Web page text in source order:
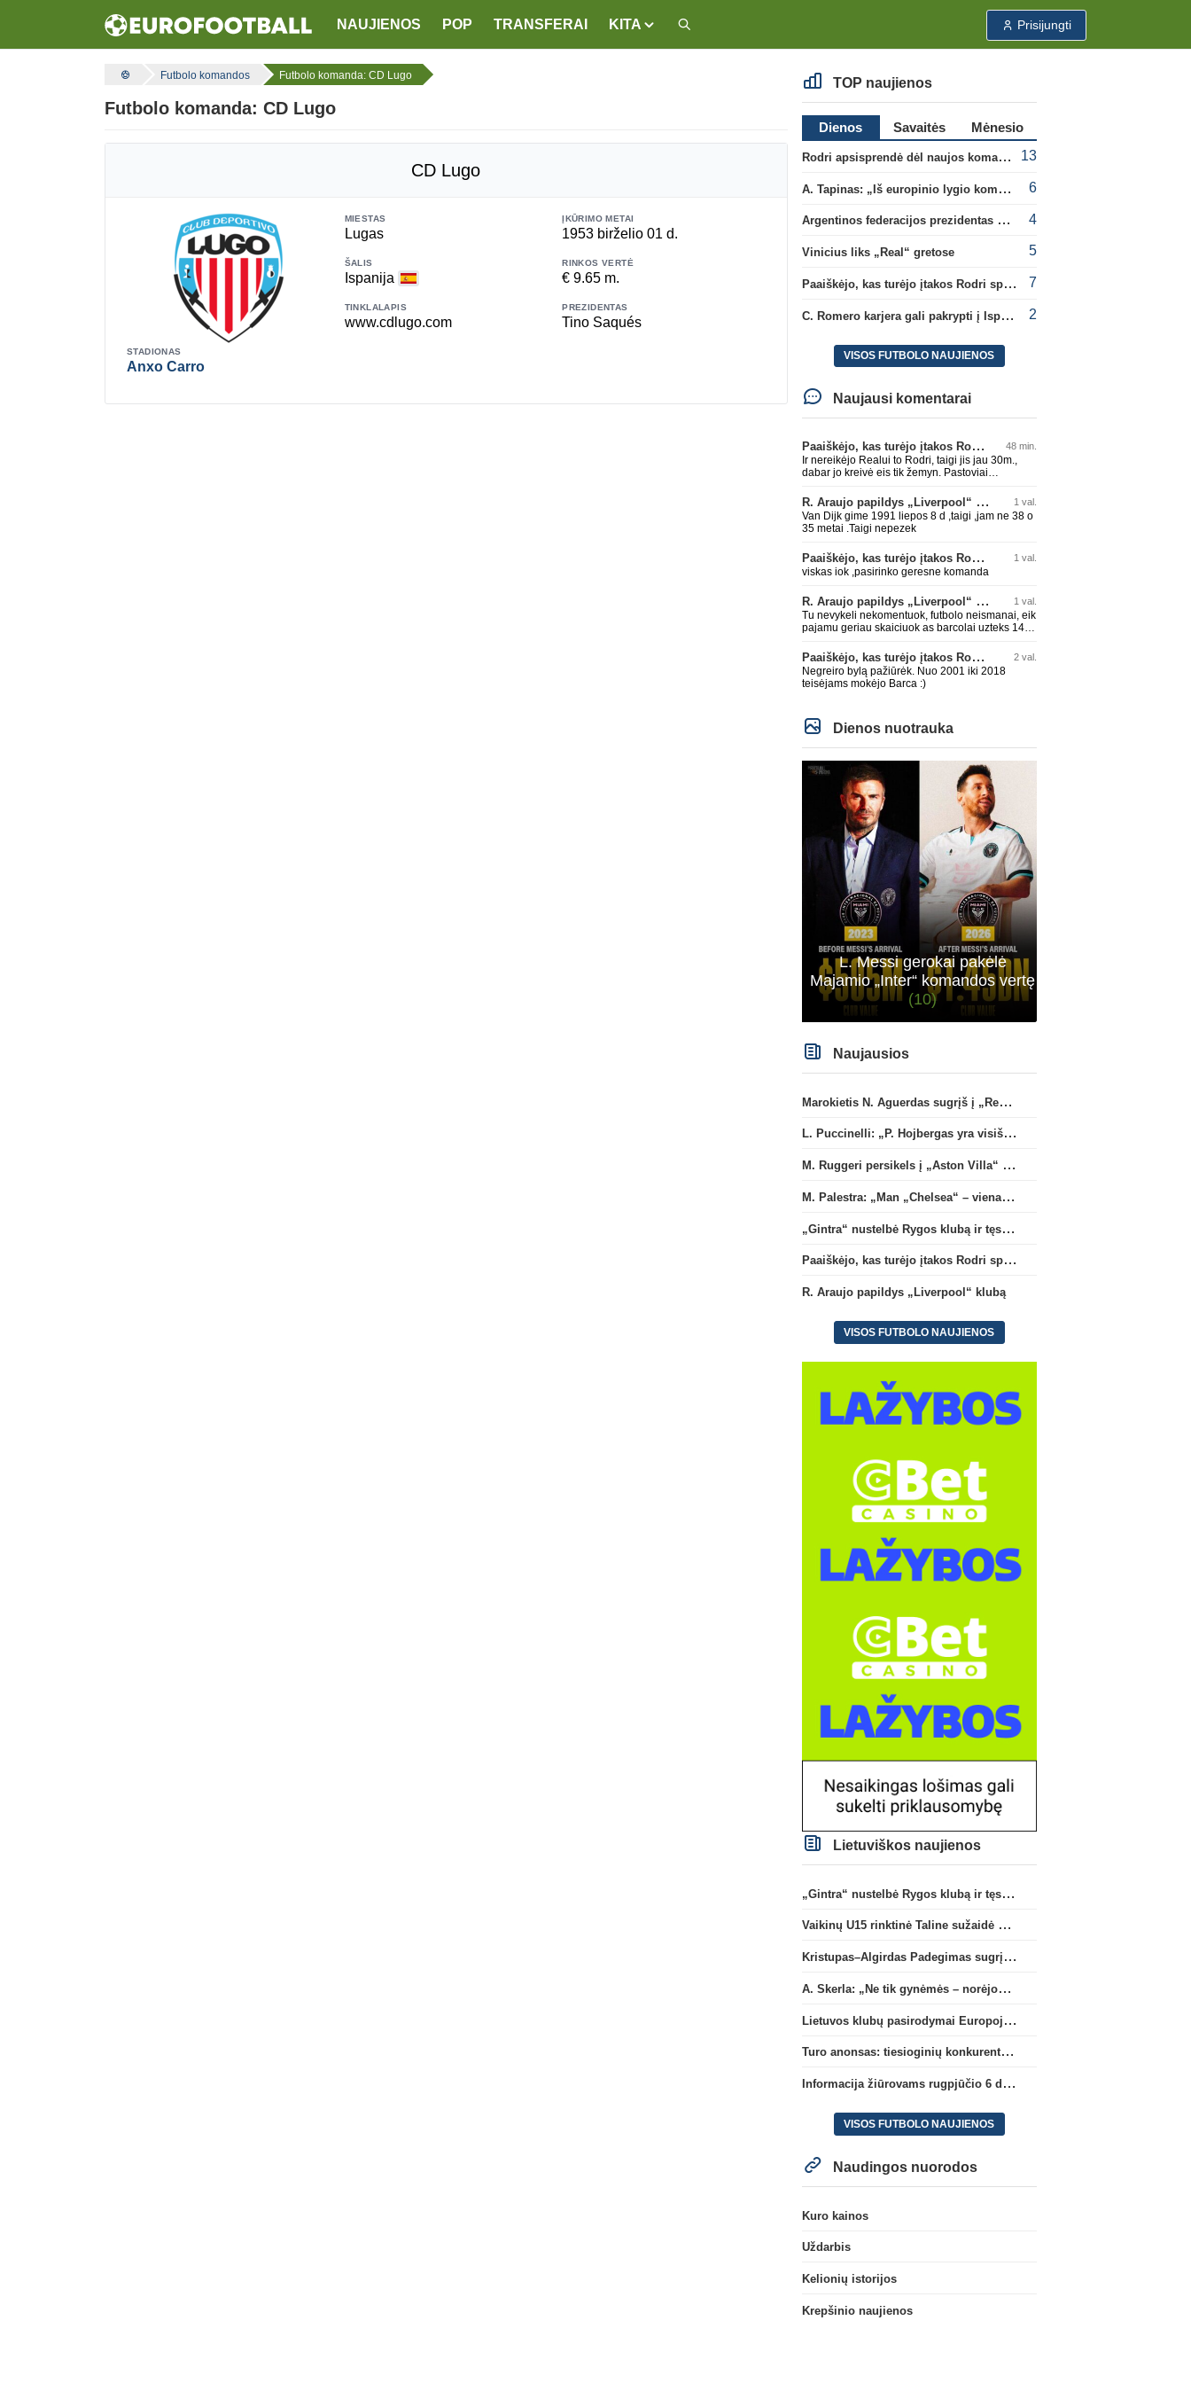
NAUJIENOS POP TRANSFERAI KITA Prisijungti
Futbolo komandos Futbolo komanda: CD Lugo
Futbolo komanda: CD Lugo
CD Lugo
MIESTAS
Lugas
ĮKŪRIMO METAI
1953 birželio 01 d.
ŠALIS
Ispanija
RINKOS VERTĖ
€ 9.65 m.
TINKLALAPIS
www.cdlugo.com
PREZIDENTAS
Tino Saqués
STADIONAS
Anxo Carro
TOP naujienos
Dienos Savaitės
Mėnesio
Rodri apsisprendė dėl naujos komandos
13
A. Tapinas: „Iš europinio lygio komandos gavom gerų pamokų“ 6
Argentinos federacijos prezidentas C. Tapia negailėjo pagyrų G. Infantino 4
Vinicius liks „Real“ gretose 5
Paaiškėjo, kas turėjo įtakos Rodri sprendimui pasirinkti Barselonos pusę 7
C. Romero karjera gali pakrypti į Ispaniją 2
VISOS FUTBOLO NAUJIENOS
Naujausi komentarai
Paaiškėjo, kas turėjo įtakos Rodri sprendimui pasirinkti Barselonos pusę 48 min.
Ir nereikėjo Realui to Rodri, taigi jis jau 30m.,
dabar jo kreivė eis tik žemyn. Pastoviai
darysis nugaros operaciją, tai kada grįš į aikštę?
Po pusės metų? Ne ne ačiū. Viskas gerai, Real
turi ir geresnių opcijų, Mauras viską sustatys į
vietas. Jeigu jis iš tikro būtų buvęs reikalingas,
ne šiaip sau paleidžia jį. Sėkmės jam Barcoje,
galės su savo korešais iš rinktinės kartu pažaisti
R. Araujo papildys „Liverpool“ klubą 1 val.
Van Dijk gime 1991 liepos 8 d ,taigi ,jam ne 38 o
35 metai .Taigi nepezek
Paaiškėjo, kas turėjo įtakos Rodri sprendimui pasirinkti Barselonos pusę 1 val.
viskas iok ,pasirinko geresne komanda
R. Araujo papildys „Liverpool“ klubą 1 val.
Tu nevykeli nekomentuok, futbolo neismanai, eik
pajamu geriau skaiciuok as barcolai uzteks 140
Paaiškėjo, kas turėjo įtakos Rodri sprendimui pasirinkti Barselonos pusę 2 val.
Negreiro bylą pažiūrėk. Nuo 2001 iki 2018
teisėjams mokėjo Barca :)
Dienos nuotrauka
L. Messi gerokai pakėlė
Majamio „Inter“ komandos vertę
(10)
Naujausios
Marokietis N. Aguerdas sugrįš į „Real Sociedad“ klubą
L. Puccinelli: „P. Hojbergas yra visiškai susitelkęs darbui Marselyje“
M. Ruggeri persikels į „Aston Villa“ ekipą
M. Palestra: „Man „Chelsea“ – vienas didžiausių klubų futbole“
„Gintra“ nustelbė Rygos klubą ir tęs kovas UEFA Europos taurės atrankoje
Paaiškėjo, kas turėjo įtakos Rodri sprendimui pasirinkti Barselonos pusę
R. Araujo papildys „Liverpool“ klubą
VISOS FUTBOLO NAUJIENOS
Lietuviškos naujienos
„Gintra“ nustelbė Rygos klubą ir tęs kovas UEFA Europos taurės atrankoje
Vaikinų U15 rinktinė Taline sužaidė pirmąsias kontrolines rungtynes
Kristupas–Algirdas Padegimas sugrįžta į FC „Hegelmann” B sudėtį
A. Skerla: „Ne tik gynėmės – norėjome atakuoti“
Lietuvos klubų pasirodymai Europoje: patirti pralaimėjimai Kroatijos atstovams
Turo anonsas: tiesioginių konkurentų dvikova Gargžduose
Informacija žiūrovams rugpjūčio 6 d. UEFA rungtynėms
VISOS FUTBOLO NAUJIENOS
Naudingos nuorodos
Kuro kainos
Uždarbis
Kelionių istorijos
Krepšinio naujienos